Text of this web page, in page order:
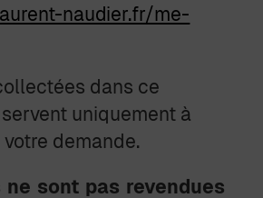
naudier.fr/me-
dans ce
uniquement à
demande.
ne sont pas revendues